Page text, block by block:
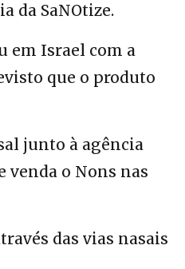
da SaNOtize.
em Israel com a
que o produto
junto à agência
venda o Nons nas
das vias nasais